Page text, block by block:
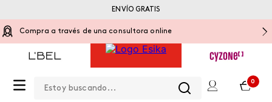
Compra a través de una consultora online
0
ENVÍO GRATIS